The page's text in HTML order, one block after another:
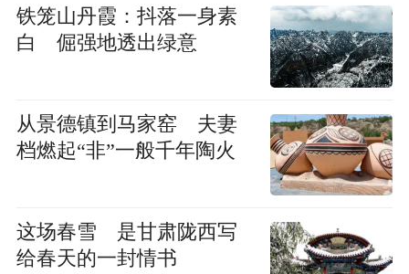
铁笼山丹霞：抖落一身素
白 倔强地透出绿意
从景德镇到马家窑 夫妻
档燃起“非”一般千年陶火
这场春雪 是甘肃陇西写
给春天的一封情书